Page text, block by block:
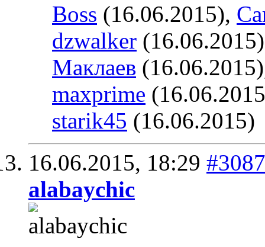
Boss (16.06.2015),
dzwalker
Маклаев
maxprime
starik45 (16.06.2015)
16.06.2015, 18:29 #3087
alabaychic